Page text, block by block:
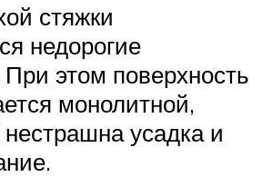
стяжки
недорогие
этом поверхность
монолитной,
усадка и